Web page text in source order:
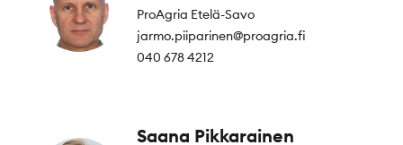
ProAgria Etelä-Savo
jarmo.piiparinen@proagria.fi
040 678 4212
Saana Pikkarainen